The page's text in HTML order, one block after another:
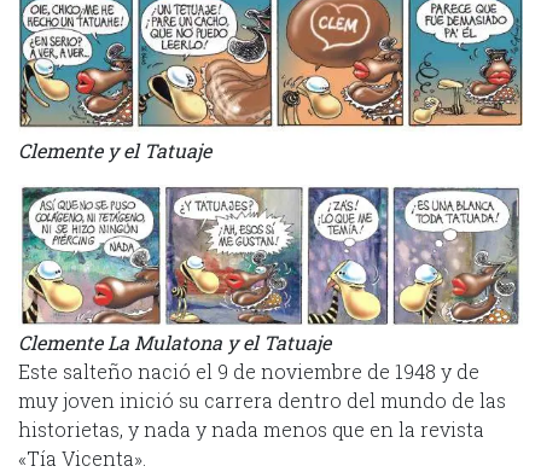
Clemente y el Tatuaje
Clemente La Mulatona y el Tatuaje
Este salteño nació el 9 de noviembre de 1948 y de
muy joven inició su carrera dentro del mundo de las
historietas, y nada y nada menos que en la revista
«Tía Vicenta».